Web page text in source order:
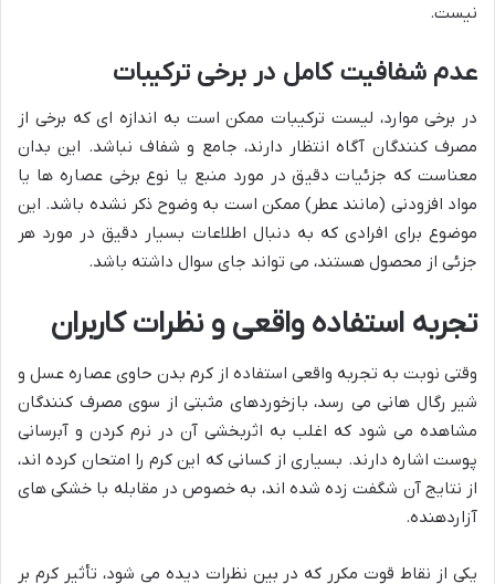
نیست.
عدم شفافیت کامل در برخی ترکیبات
در برخی موارد، لیست ترکیبات ممکن است به اندازه ای که برخی از
مصرف کنندگان آگاه انتظار دارند، جامع و شفاف نباشد. این بدان
معناست که جزئیات دقیق در مورد منبع یا نوع برخی عصاره ها یا
مواد افزودنی (مانند عطر) ممکن است به وضوح ذکر نشده باشد. این
موضوع برای افرادی که به دنبال اطلاعات بسیار دقیق در مورد هر
جزئی از محصول هستند، می تواند جای سوال داشته باشد.
تجربه استفاده واقعی و نظرات کاربران
وقتی نوبت به تجربه واقعی استفاده از کرم بدن حاوی عصاره عسل و
شیر رگال هانی می رسد، بازخوردهای مثبتی از سوی مصرف کنندگان
مشاهده می شود که اغلب به اثربخشی آن در نرم کردن و آبرسانی
پوست اشاره دارند. بسیاری از کسانی که این کرم را امتحان کرده اند،
از نتایج آن شگفت زده شده اند، به خصوص در مقابله با خشکی های
آزاردهنده.
یکی از نقاط قوت مکرر که در بین نظرات دیده می شود، تأثیر کرم بر